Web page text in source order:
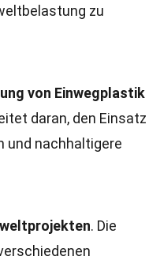
zu
von Einwegplastik
daran, den Einsatz
und nachhaltigere
. Die